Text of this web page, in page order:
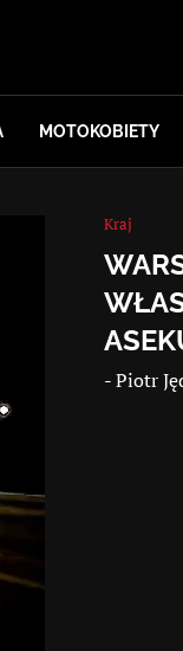
MOTOKOBIETY
Kraj
-Piotr